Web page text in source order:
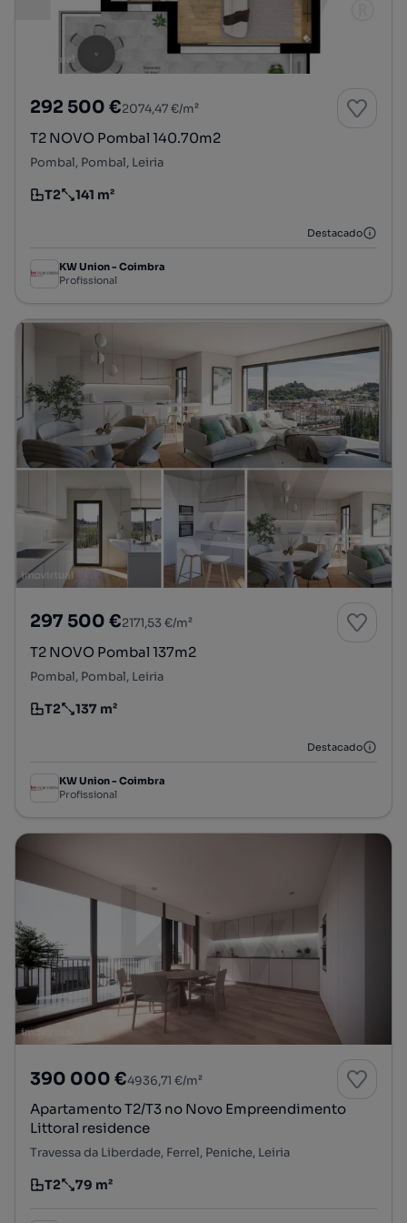
292 500 €2074,47 €/m²
T2 NOVO Pombal 140.70m2
Pombal, Pombal, Leiria
Tipologia
T2
Preço por metro quadrado
141 m²
Destacado
KW Union - Coimbra
Profissional
297 500 €2171,53 €/m²
T2 NOVO Pombal 137m2
Pombal, Pombal, Leiria
Tipologia
T2
Preço por metro quadrado
137 m²
Destacado
KW Union - Coimbra
Profissional
390 000 €4936,71 €/m²
Apartamento T2/T3 no Novo Empreendimento
Littoral residence
Travessa da Liberdade, Ferrel, Peniche, Leiria
Tipologia
T2
Preço por metro quadrado
79 m²